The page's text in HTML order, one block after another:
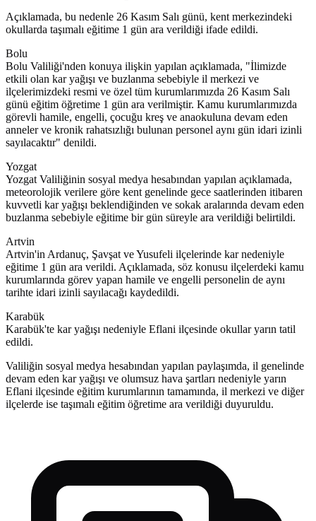
Açıklamada, bu nedenle 26 Kasım Salı günü, kent merkezindeki
okullarda taşımalı eğitime 1 gün ara verildiği ifade edildi.
Bolu
Bolu Valiliği'nden konuya ilişkin yapılan açıklamada, "İlimizde
etkili olan kar yağışı ve buzlanma sebebiyle il merkezi ve
ilçelerimizdeki resmi ve özel tüm kurumlarımızda 26 Kasım Salı
günü eğitim öğretime 1 gün ara verilmiştir. Kamu kurumlarımızda
görevli hamile, engelli, çocuğu kreş ve anaokuluna devam eden
anneler ve kronik rahatsızlığı bulunan personel aynı gün idari izinli
sayılacaktır" denildi.
Yozgat
Yozgat Valiliğinin sosyal medya hesabından yapılan açıklamada,
meteorolojik verilere göre kent genelinde gece saatlerinden itibaren
kuvvetli kar yağışı beklendiğinden ve sokak aralarında devam eden
buzlanma sebebiyle eğitime bir gün süreyle ara verildiği belirtildi.
Artvin
Artvin'in Ardanuç, Şavşat ve Yusufeli ilçelerinde kar nedeniyle
eğitime 1 gün ara verildi. Açıklamada, söz konusu ilçelerdeki kamu
kurumlarında görev yapan hamile ve engelli personelin de aynı
tarihte idari izinli sayılacağı kaydedildi.
Karabük
Karabük'te kar yağışı nedeniyle Eflani ilçesinde okullar yarın tatil
edildi.
Valiliğin sosyal medya hesabından yapılan paylaşımda, il genelinde
devam eden kar yağışı ve olumsuz hava şartları nedeniyle yarın
Eflani ilçesinde eğitim kurumlarının tamamında, il merkezi ve diğer
ilçelerde ise taşımalı eğitim öğretime ara verildiği duyuruldu.